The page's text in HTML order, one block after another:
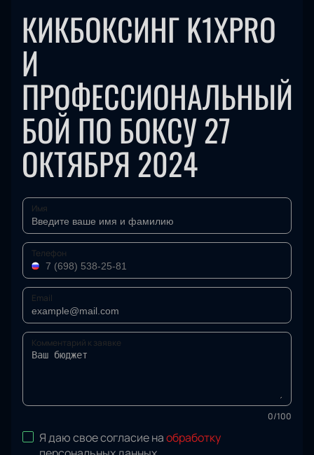
КИКБОКСИНГ K1XPRO
И
ПРОФЕССИОНАЛЬНЫЙ
БОЙ ПО БОКСУ 27
ОКТЯБРЯ 2024
Имя
Телефон
Email
Комментарий к заявке
0/100
Я даю свое согласие наобработку